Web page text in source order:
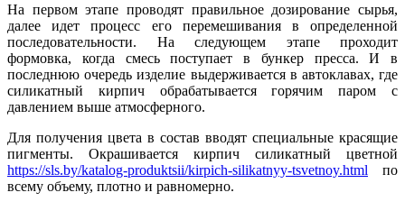
На первом этапе проводят правильное дозирование сырья,
далее идет процесс его перемешивания в определенной
последовательности. На следующем этапе проходит
формовка, когда смесь поступает в бункер пресса. И в
последнюю очередь изделие выдерживается в автоклавах, где
силикатный кирпич обрабатывается горячим паром с
давлением выше атмосферного.
Для получения цвета в состав вводят специальные красящие
пигменты. Окрашивается кирпич силикатный цветной
https://sls.by/katalog-produktsii/kirpich-silikatnyy-tsvetnoy.html по
всему объему, плотно и равномерно.